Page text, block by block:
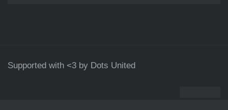
Supported with <3 by Dots United